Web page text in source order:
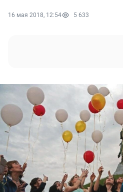
16 мая 2018, 12:54 5 633